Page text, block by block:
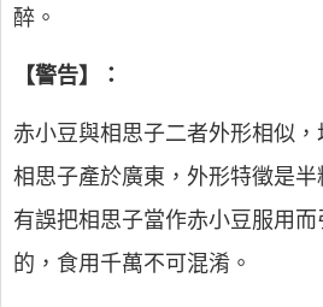
醉。
【警告】：
赤小豆與相思子二者外形相似，
相思子產於廣東，外形特徵是
有誤把相思子當作赤小豆服用
的，食用千萬不可混淆。